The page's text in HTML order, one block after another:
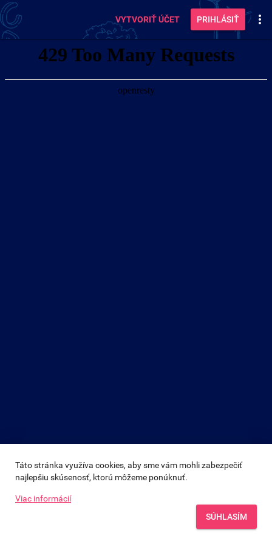
Táto stránka využíva cookies, aby sme vám mohli zabezpečiť
najlepšiu skúsenosť, ktorú môžeme ponúknuť.
Viac informácií
SÚHLASÍM
VYTVORIŤ ÚČET PRIHLÁSIŤ